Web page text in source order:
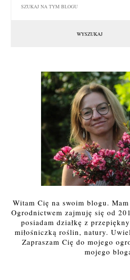
Witam Cię na swoim blogu.
Ogrodnictwem zajmuję się od
posiadam działkę z
miłośniczką roślin, natury.
Zapraszam Cię do mojego
mojego